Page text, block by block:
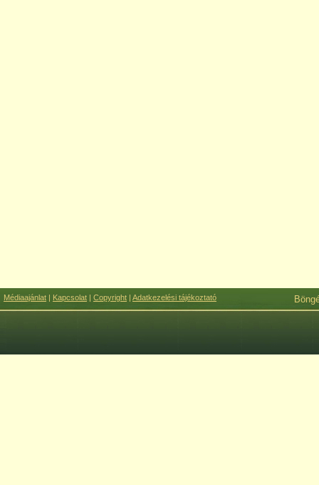
Médiaajánlat | Kapcsolat | Copyright | Adatkezelési tájékoztató